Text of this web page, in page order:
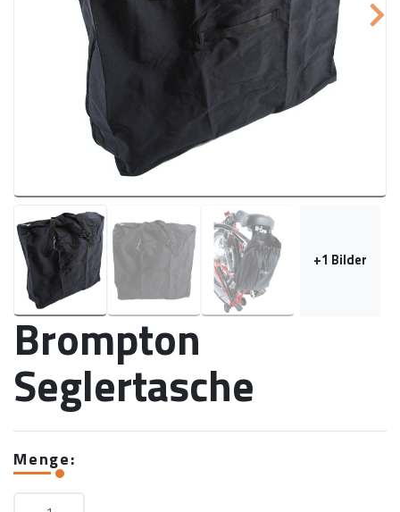
+1 Bilder
Brompton
Seglertasche
Menge: